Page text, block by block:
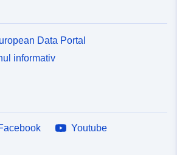
Data Portal
informativ
Youtube